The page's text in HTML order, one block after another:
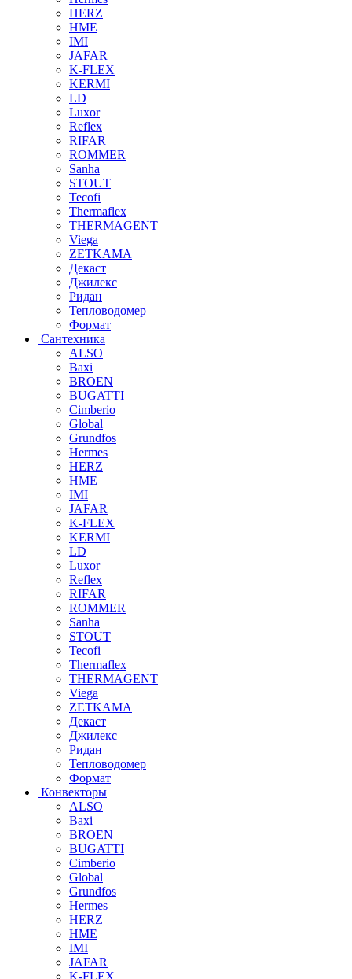
HERZ
HME
IMI
JAFAR
K-FLEX
KERMI
LD
Luxor
Reflex
RIFAR
ROMMER
Sanha
STOUT
Tecofi
Thermaflex
THERMAGENT
Viega
ZETKAMA
Декаст
Джилекс
Ридан
Тепловодомер
Формат
Сантехника
ALSO
Baxi
BROEN
BUGATTI
Cimberio
Global
Grundfos
Hermes
HERZ
HME
IMI
JAFAR
K-FLEX
KERMI
LD
Luxor
Reflex
RIFAR
ROMMER
Sanha
STOUT
Tecofi
Thermaflex
THERMAGENT
Viega
ZETKAMA
Декаст
Джилекс
Ридан
Тепловодомер
Формат
Конвекторы
ALSO
Baxi
BROEN
BUGATTI
Cimberio
Global
Grundfos
Hermes
HERZ
HME
IMI
JAFAR
K-FLEX